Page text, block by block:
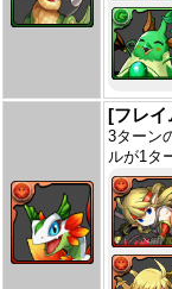
[フレイ
3ターン
ルが1タ